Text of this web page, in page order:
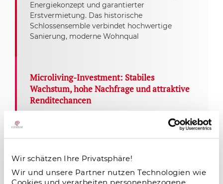
Wir schätzen Ihre Privatsphäre!
Wir und unsere Partner nutzen Technologien wie
Cookies und verarbeiten personenbezogene
Energiekonzept und garantierter
Erstvermietung. Das historische
Schlossensemble verbindet hochwertige
Sanierung, moderne Wohnqual
Microliving-Investment: Stabiles
Wachstum, hohe Nachfrage und attraktive
Renditechancen
09.01.2026
Microliving-Investments überzeugen mit
hoher Nachfrage, stabiler Auslastung und
zukunftsstarkes Segment im deutschen
Immobilienmarkt.